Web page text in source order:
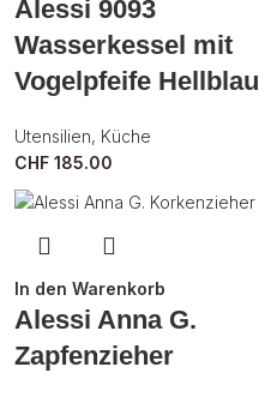
Alessi 9093
Wasserkessel mit
Vogelpfeife Hellblau
Utensilien, Küche
CHF 185.00
In den Warenkorb
Alessi Anna G.
Zapfenzieher